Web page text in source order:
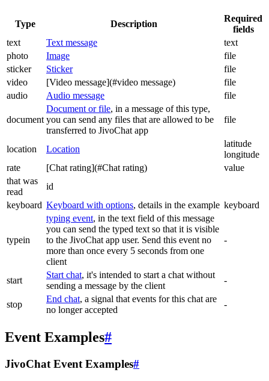
Type Description
Required
fields
text
Text message
text
photo
Image
file
sticker
Sticker
file
video
[Video message](#video message)
file
audio
Audio message file
document
Document or file, in a message of this type,
you can send any files that are allowed to be
transferred to JivoChat app
file
location Location
latitude
longitude
rate
[Chat rating](#Chat rating)
value
that was
read
id
keyboard Keyboard with options, details in the example keyboard
typein
typing event, in the text field of this message
you can send the typed text so that it is visible
to the JivoChat app user. Send this event no
more than once every 5 seconds from one
client
-
start
Start chat, it's intended to start a chat without
sending a message by the client
-
stop
End chat, a signal that events for this chat are
no longer accepted
-
Event Examples#
JivoChat Event Examples#